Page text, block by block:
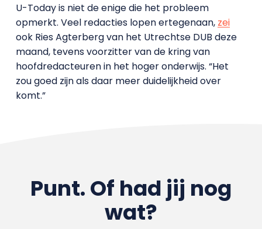
U-Today is niet de enige die het probleem
opmerkt. Veel redacties lopen ertegenaan, zei
ook Ries Agterberg van het Utrechtse DUB deze
maand, tevens voorzitter van de kring van
hoofdredacteuren in het hoger onderwijs. “Het
zou goed zijn als daar meer duidelijkheid over
komt.”
Punt. Of had jij nog
wat?